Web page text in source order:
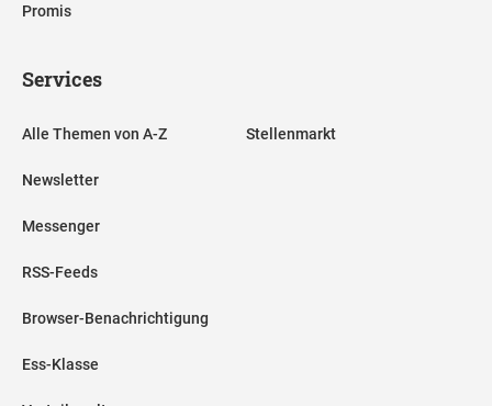
Promis
Services
Alle Themen von A-Z
Newsletter
Messenger
RSS-Feeds
Browser-Benachrichtigung
Ess-Klasse
Stellenmarkt